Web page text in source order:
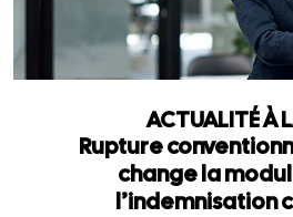
ACTUALITÉ À
Rupture
change la
l’indemnisation